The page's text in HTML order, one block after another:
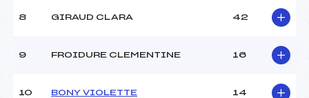
8 GIRAUD CLARA 42
9 FROIDURE CLEMENTINE 16
10 BONY VIOLETTE 14